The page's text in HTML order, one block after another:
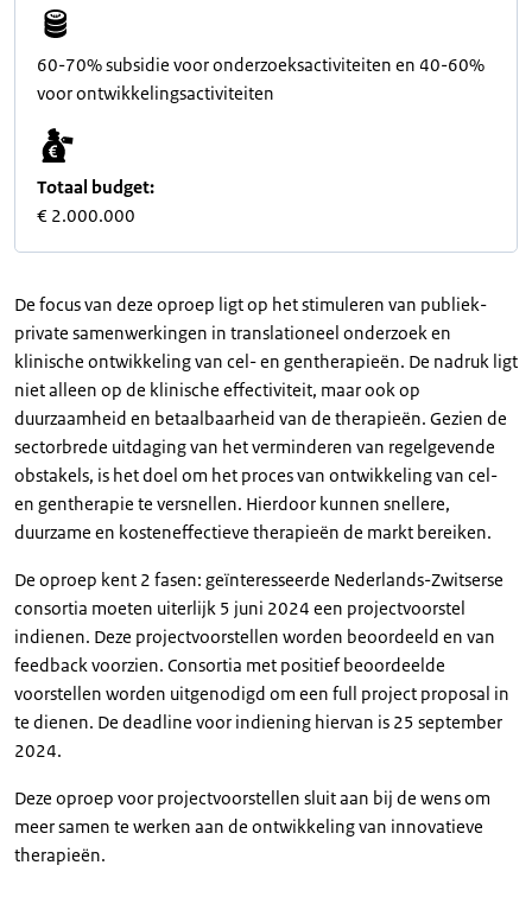
60-70% subsidie voor onderzoeksactiviteiten en 40-60%
voor ontwikkelingsactiviteiten
Totaal budget:
€ 2.000.000
De focus van deze oproep ligt op het stimuleren van publiek-
private samenwerkingen in translationeel onderzoek en
klinische ontwikkeling van cel- en gentherapieën. De nadruk ligt
niet alleen op de klinische effectiviteit, maar ook op
duurzaamheid en betaalbaarheid van de therapieën. Gezien de
sectorbrede uitdaging van het verminderen van regelgevende
obstakels, is het doel om het proces van ontwikkeling van cel-
en gentherapie te versnellen. Hierdoor kunnen snellere,
duurzame en kosteneffectieve therapieën de markt bereiken.
De oproep kent 2 fasen: geïnteresseerde Nederlands-Zwitserse
consortia moeten uiterlijk 5 juni 2024 een projectvoorstel
indienen. Deze projectvoorstellen worden beoordeeld en van
feedback voorzien. Consortia met positief beoordeelde
voorstellen worden uitgenodigd om een full project proposal in
te dienen. De deadline voor indiening hiervan is 25 september
2024.
Deze oproep voor projectvoorstellen sluit aan bij de wens om
meer samen te werken aan de ontwikkeling van innovatieve
therapieën.